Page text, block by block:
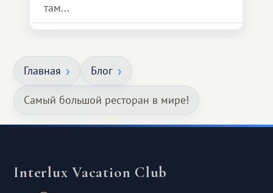
там...
Главная Блог
Самый большой ресторан в мире!
Interlux Vacation Club